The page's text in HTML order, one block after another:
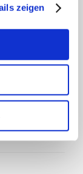
zeigen